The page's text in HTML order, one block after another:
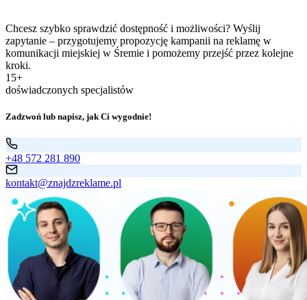
Chcesz szybko sprawdzić dostępność i możliwości? Wyślij
zapytanie – przygotujemy propozycję kampanii na reklamę w
komunikacji miejskiej w Śremie i pomożemy przejść przez kolejne
kroki.
15+
doświadczonych specjalistów
Zadzwoń lub napisz, jak Ci wygodnie!
+48 572 281 890
kontakt@znajdzreklame.pl